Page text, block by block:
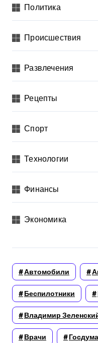
Политика
Происшествия
Развлечения
Рецепты
Спорт
Технологии
Финансы
Экономика
Автомобили
Беспилотники
Владимир
Врачи Госдума